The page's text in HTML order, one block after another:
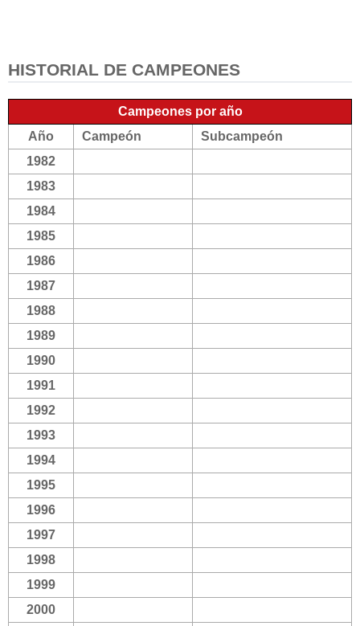
HISTORIAL DE CAMPEONES
Campeones por año
Año
Campeón
Subcampeón
1982
1983
1984
1985
1986
1987
1988
1989
1990
1991
1992
1993
1994
1995
1996
1997
1998
1999
2000